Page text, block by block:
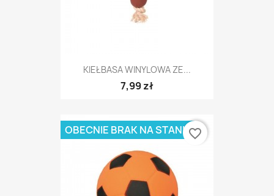
KIEŁBASA WINYLOWA ZE...
7,99 zł
OBECNIE BRAK NA STANIEfavorite_border